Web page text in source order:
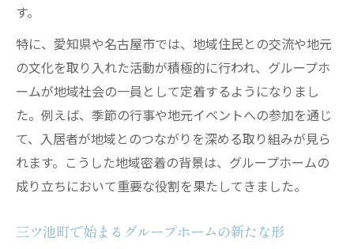
説
中川区のグループホーム情報を整理する方
法
見学前に知りたいグループホームの支援内
容
障害者向けグループホームのサポート体制
求人情報も活用したグループホーム探し
地域と共に歩むグループホームの役割を解説
す。
特に、愛知県や名古屋市では、地域住民との交流や地元
の文化を取り入れた活動が積極的に行われ、グループホ
ームが地域社会の一員として定着するようになりまし
た。例えば、季節の行事や地元イベントへの参加を通じ
て、入居者が地域とのつながりを深める取り組みが見ら
れます。こうした地域密着の背景は、グループホームの
成り立ちにおいて重要な役割を果たしてきました。
三ツ池町で始まるグループホームの新たな形